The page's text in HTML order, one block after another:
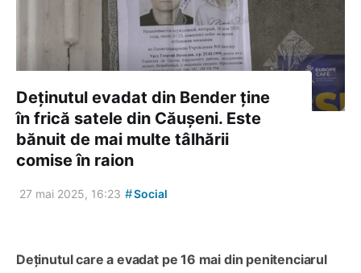
Deținutul evadat din Bender ține
în frică satele din Căușeni. Este
bănuit de mai multe tâlhării
comise în raion
27 mai 2025, 16:23 #Social
Deținutul care a evadat pe 16 mai din penitenciarul